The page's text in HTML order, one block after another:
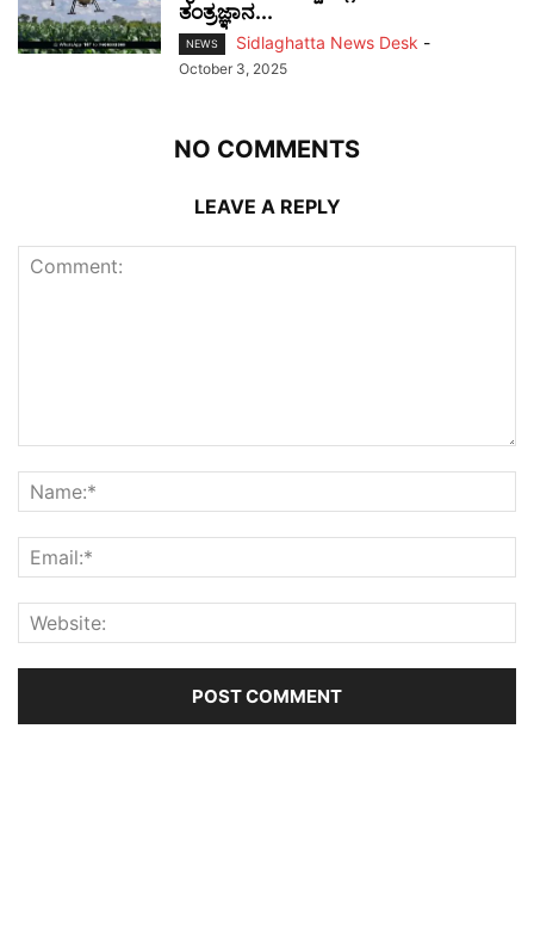
ತಂತ್ರಜ್ಞಾನ...
NEWS Sidlaghatta News Desk -
October 3, 2025
NO COMMENTS
LEAVE A REPLY